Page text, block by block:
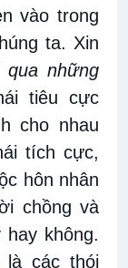
vào trong
ta. Xin
qua những
tiêu cực
cho nhau
tích cực,
hôn nhân
chồng và
không.
là các thói